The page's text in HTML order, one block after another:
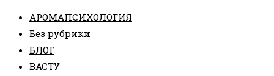
АРОМАПСИХОЛОГИЯ
Без рубрики
БЛОГ
ВАСТУ